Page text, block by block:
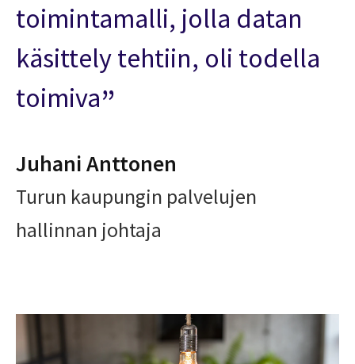
toimintamalli, jolla datan
käsittely tehtiin, oli todella
toimiva
Juhani Anttonen
Turun kaupungin palvelujen
hallinnan johtaja